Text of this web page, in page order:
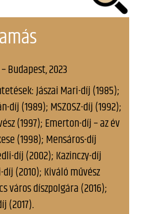
Budapest, 2023
Jászai Mari-díj (1985);
díj (1989); MSZOSZ-díj (1992);
(1997); Emerton-díj – az év
(1998); Mensáros-díj
díj (2002); Kazinczy-díj
(2010); Kiváló művész
város díszpolgára (2016);
(2017).